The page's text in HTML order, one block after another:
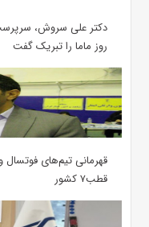
دکتر علی سروش،
روز ماما را تبریک گفت
قهرمانی تیم‌های فوتسال
قطب۷ کشور